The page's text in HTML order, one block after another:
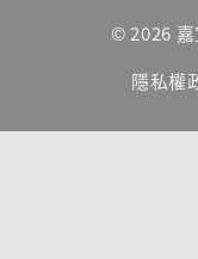
© 2026
隱私權